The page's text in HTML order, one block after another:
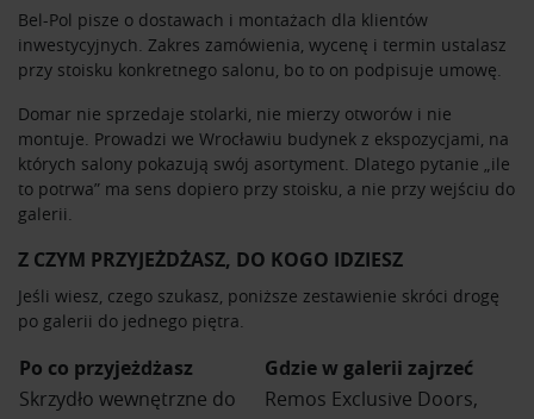
Bel-Pol pisze o dostawach i montażach dla klientów
inwestycyjnych. Zakres zamówienia, wycenę i termin ustalasz
przy stoisku konkretnego salonu, bo to on podpisuje umowę.
Domar nie sprzedaje stolarki, nie mierzy otworów i nie
montuje. Prowadzi we Wrocławiu budynek z ekspozycjami, na
których salony pokazują swój asortyment. Dlatego pytanie „ile
to potrwa” ma sens dopiero przy stoisku, a nie przy wejściu do
galerii.
Z CZYM PRZYJEŻDŻASZ, DO KOGO IDZIESZ
Jeśli wiesz, czego szukasz, poniższe zestawienie skróci drogę
po galerii do jednego piętra.
Po co przyjeżdżasz
Gdzie w galerii zajrzeć
Skrzydło wewnętrzne do
Remos Exclusive Doors,